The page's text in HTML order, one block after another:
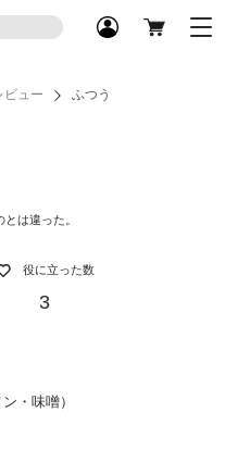
ビュー ふつう
は違った。
役に立った数
3
・味噌）